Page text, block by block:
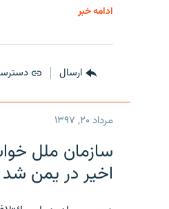
ادامه خبر
ارسال
مرداد ۲۰, ۱۳۹۷
سازمان ملل
اخیر در یمن شد